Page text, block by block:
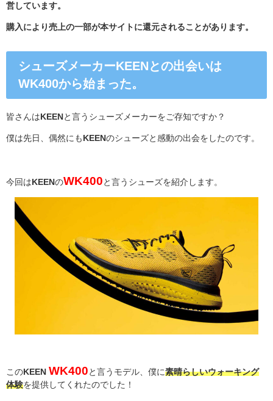
営しています。
購入により売上の一部が本サイトに還元されることがあります。
シューズメーカーKEENとの出会いは
WK400から始まった。
皆さんは KEEN と言うシューズメーカーをご存知ですか？
僕は先日、偶然にも KEENのシューズと感動の出会をしたのです。
今回は KEENのWK400 と言うシューズを紹介します。
この KEEN WK400 と言うモデル、僕に素晴らしいウォーキング
体験を提供してくれたのでした！